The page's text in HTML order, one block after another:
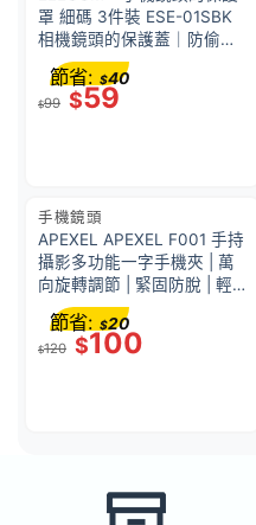
罩 細碼 3件裝 ESE-01SBK
相機鏡頭的保護蓋｜防偷窺
神器｜防黑客鏡頭貼｜防偷
窺器鏡頭｜私隱保護蓋｜安
裝簡單｜保護隱私｜防監視
$99 $59
節省: $40
手機鏡頭
APEXEL APEXEL F001 手持
攝影多功能一字手機夾 | 萬
向旋轉調節 | 緊固防脫 | 輕
便便攜 | 兼容多機型 |
52339001
$120 $100
節省: $20